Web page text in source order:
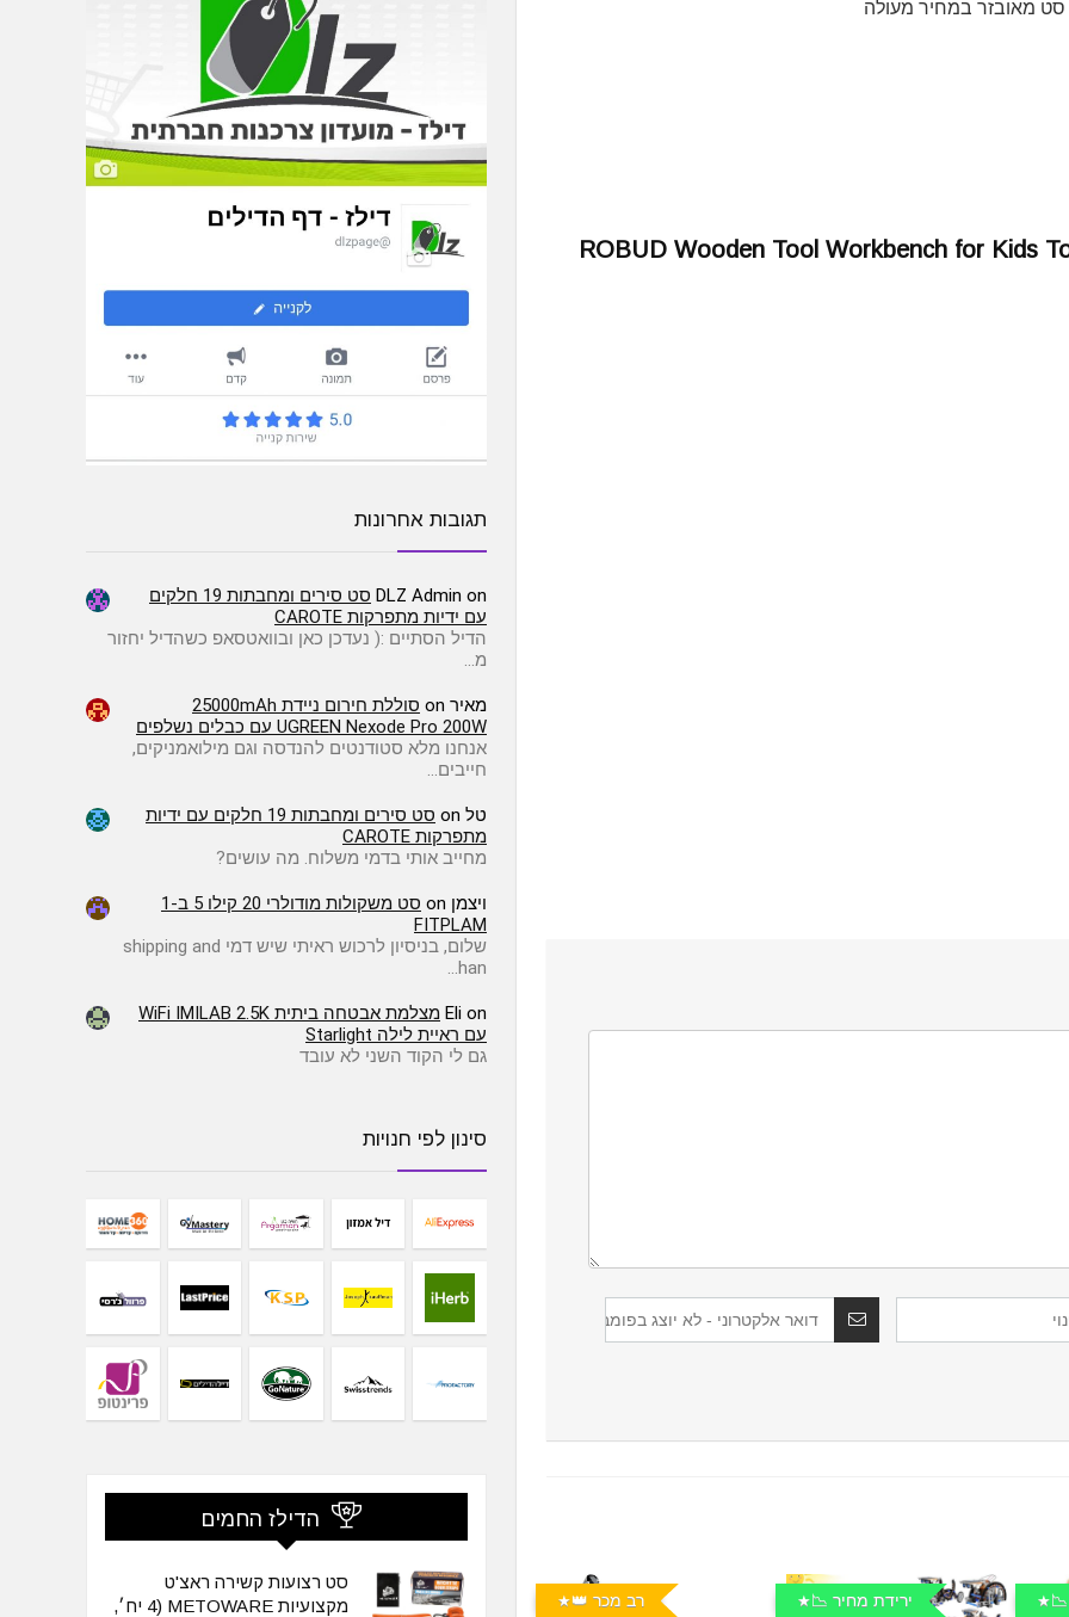
סט מאובזר במחיר מעולה
ROBUD Wooden Tool Workbench for Kids
ירידת מחיר 📉 רב מכר 👑
תגובות אחרונות
DLZ Admin on
סט סירים ומחבתות 19 חלקים
עם ידיות מתפרקות CAROTE
הדיל הסתיים :( ️נעדכן כאן ובוואטסאפ כשהדיל יחזור
מ…
מאיר on
סוללת חירום ניידת 25000mAh
UGREEN Nexode Pro 200W עם כבלים נשלפים
אנחנו מלא סטודנטים להנדסה וגם מילואמניקים,
חייבים…
טל on
סט סירים ומחבתות 19 חלקים עם ידיות
מתפרקות CAROTE
מחייב אותי בדמי משלוח. מה עושים?
ויצמן on
סט משקולות מודולרי 20 קילו 5 ב-1
FITPLAM
שלום, בניסיון לרכוש ראיתי שיש דמי shipping and
han…
Eli on
מצלמת אבטחה ביתית WiFi IMILAB 2.5K
עם ראיית לילה Starlight
גם לי הקוד השני לא עובד
סינון לפי חנויות
הדילז החמים
סט רצועות קשירה ראצ'ט
מקצועיות METOWARE (4 יח׳,